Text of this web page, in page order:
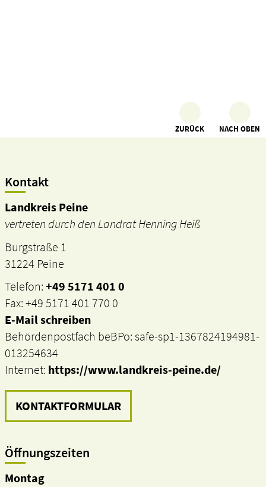
ZURÜCK NACH OBEN
Kontakt
Landkreis Peine
vertreten durch den Landrat Henning Heiß
Burgstraße 1
31224 Peine
Telefon:+49 5171 401 0
Fax: +49 5171 401 770 0
E-Mail schreiben
Behördenpostfach beBPo: safe-sp1-1367824194981-
013254634
Internet: https://www.landkreis-peine.de/
KONTAKTFORMULAR
Öffnungszeiten
Montag